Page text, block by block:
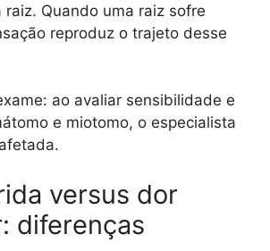
raiz. Quando uma raiz sofre
reproduz o trajeto desse
ao avaliar sensibilidade e
e miotomo, o especialista
versus dor
diferenças